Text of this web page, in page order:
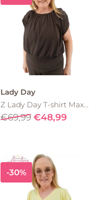
Lady Day
Z Lady Day T-shirt Maxie L24.275.3233 Bruin
€69,99 €48,99
-30%